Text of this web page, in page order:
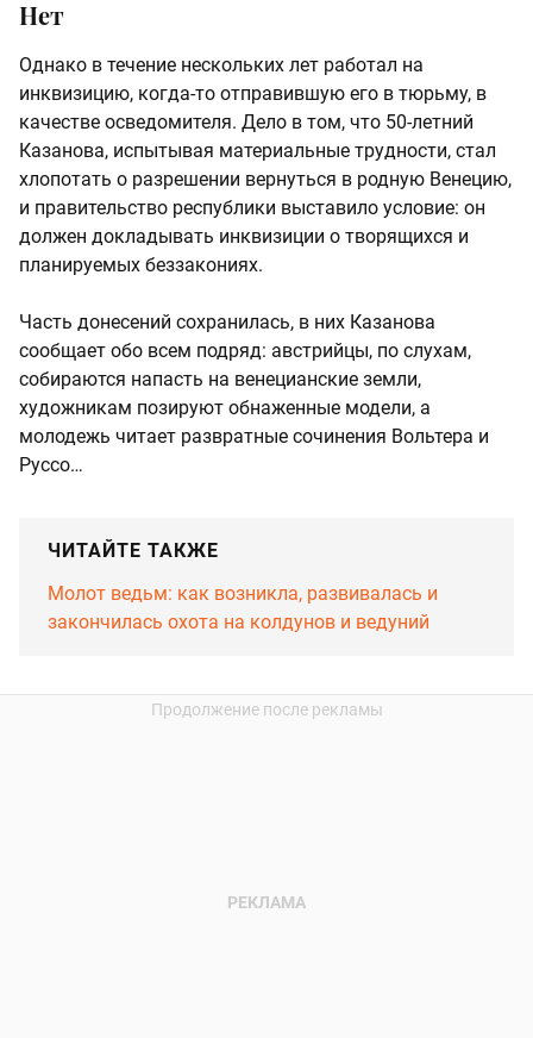
Нет
Однако в течение нескольких лет работал на
инквизицию, когда-то отправившую его в тюрьму, в
качестве осведомителя. Дело в том, что 50-летний
Казанова, испытывая материальные трудности, стал
хлопотать о разрешении вернуться в родную Венецию,
и правительство республики выставило условие: он
должен докладывать инквизиции о творящихся и
планируемых беззакониях.
Часть донесений сохранилась, в них Казанова
сообщает обо всем подряд: австрийцы, по слухам,
собираются напасть на венецианские земли,
художникам позируют обнаженные модели, а
молодежь читает развратные сочинения Вольтера и
Руссо…
ЧИТАЙТЕ ТАКЖЕ
Молот ведьм: как возникла, развивалась и
закончилась охота на колдунов и ведуний